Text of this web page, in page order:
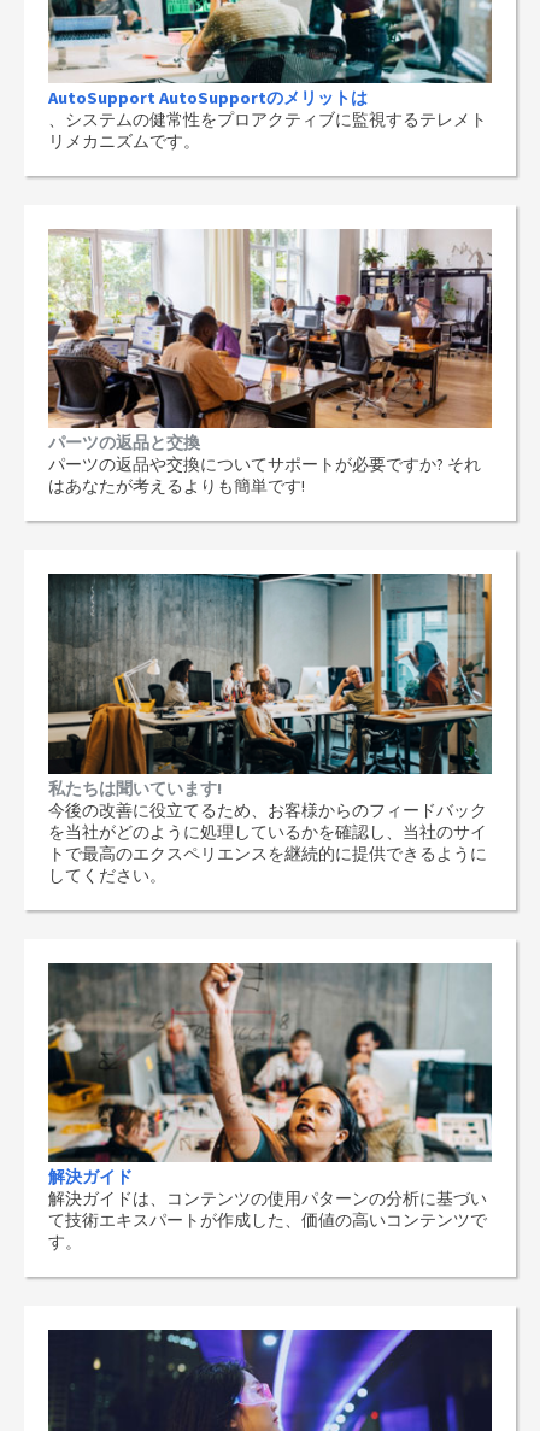
AutoSupport AutoSupportのメリットは
、システムの健常性をプロアクティブに監視するテレメト
リメカニズムです。
パーツの返品と交換
パーツの返品や交換についてサポートが必要ですか? それ
はあなたが考えるよりも簡単です!
私たちは聞いています!
今後の改善に役立てるため、お客様からのフィードバック
を当社がどのように処理しているかを確認し、当社のサイ
トで最高のエクスペリエンスを継続的に提供できるように
してください。
解決ガイド
解決ガイドは、コンテンツの使用パターンの分析に基づい
て技術エキスパートが作成した、価値の高いコンテンツで
す。